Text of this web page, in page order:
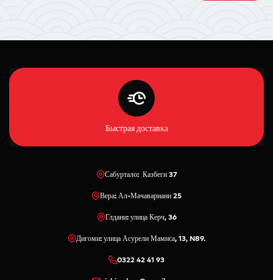
Быстрая доставка
Сабуртало: Казбеги 37
Вера: Ал-Мачавариани 25
Глдани: улица Керч, 36
Дигоми: улица Асурели Мамиса, 13, N89.
0322 42 41 93